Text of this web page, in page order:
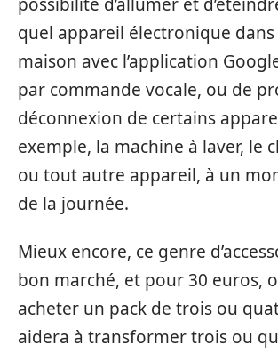
quel appareil électronique
maison avec l’application
par commande vocale, ou de
déconnexion de certains
exemple, la machine à laver, le
ou tout autre appareil, à un
de la journée.
Mieux encore, ce genre
bon marché, et pour 30 euros,
acheter un pack de trois ou
aidera à transformer trois ou